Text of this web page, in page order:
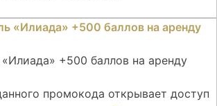
+500 баллов на аренду
промокода открывает доступ